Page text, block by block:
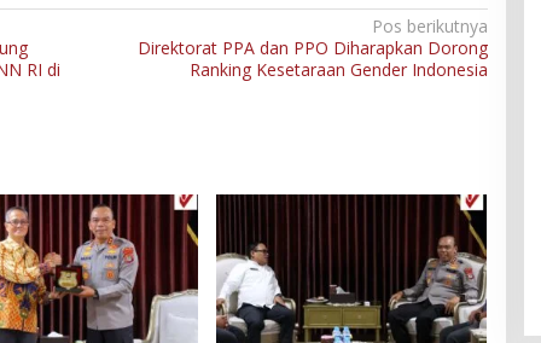
RI di
Pos berikutnya
Direktorat PPA dan PPO Diharapkan Dorong
Ranking Kesetaraan Gender Indonesia